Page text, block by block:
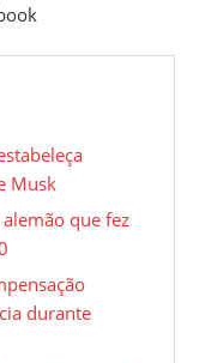
Musk
que fez
durante